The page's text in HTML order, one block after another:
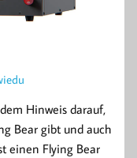
Hinweis darauf,
Bear gibt und auch
einen Flying Bear